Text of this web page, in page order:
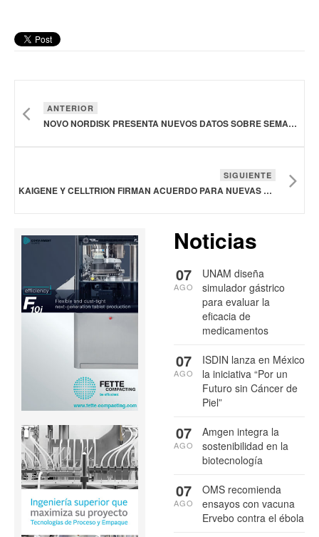
ANTERIOR
NOVO NORDISK PRESENTA NUEVOS DATOS SOBRE SEMAGLUTIDA ORAL DE 25 MG
SIGUIENTE
KAIGENE Y CELLTRION FIRMAN ACUERDO PARA NUEVAS TERAPIAS CON ANTICUERPOS EN ENFERMEDADES AUTOINMUNES
Noticias
UNAM diseña
simulador gástrico
para evaluar la
eficacia de
medicamentos
07
AGO
ISDIN lanza en México
la iniciativa “Por un
Futuro sin Cáncer de
Piel”
07
AGO
Amgen integra la
sostenibilidad en la
biotecnología
07
AGO
OMS recomienda
ensayos con vacuna
Ervebo contra el ébola
07
AGO